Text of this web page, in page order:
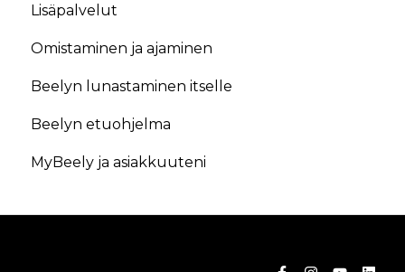
Lisäpalvelut
Omistaminen ja ajaminen
Beelyn lunastaminen itselle
Beelyn etuohjelma
MyBeely ja asiakkuuteni